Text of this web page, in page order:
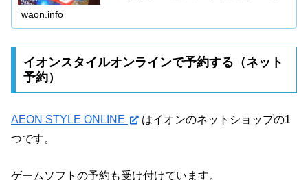
waon.info
イオンスタイルオンラインで予約する（ネット
予約）
AEON STYLE ONLINE
はイオンのネットショップの1
つです。
ゲームソフトの予約も受け付けています。